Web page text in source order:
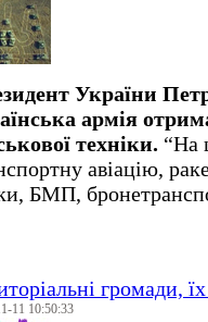
України
армія
техніки. “На
авіацію,
БМП,
громади,
11 10:50:33